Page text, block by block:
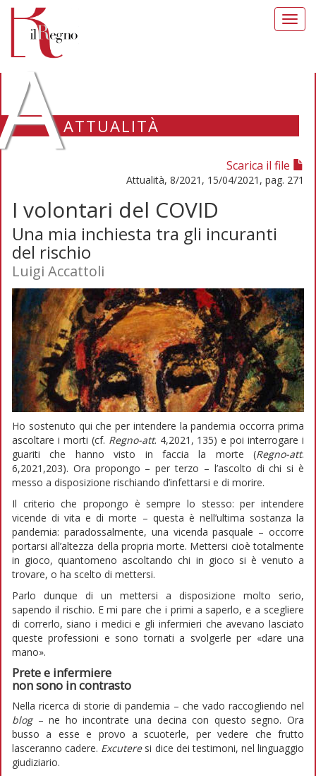
ATTUALITÀ
Scarica il file
Attualità, 8/2021, 15/04/2021, pag. 271
I volontari del COVID
Una mia inchiesta tra gli incuranti
del rischio
Luigi Accattoli
Ho sostenuto qui che per intendere la pandemia occorra prima
ascoltare i morti (cf. Regno-att. 4,2021, 135) e poi interrogare i
guariti che hanno visto in faccia la morte (Regno-att.
6,2021,203). Ora propongo – per terzo – l’ascolto di chi si è
messo a disposizione rischiando d’infettarsi e di morire.
Il criterio che propongo è sempre lo stesso: per intendere
vicende di vita e di morte – questa è nell’ultima sostanza la
pandemia: paradossalmente, una vicenda pasquale – occorre
portarsi all’altezza della propria morte. Mettersi cioè totalmente
in gioco, quantomeno ascoltando chi in gioco si è venuto a
trovare, o ha scelto di mettersi.
Parlo dunque di un mettersi a disposizione molto serio,
sapendo il rischio. E mi pare che i primi a saperlo, e a scegliere
di correrlo, siano i medici e gli infermieri che avevano lasciato
queste professioni e sono tornati a svolgerle per «dare una
mano».
Prete e infermiere
non sono in contrasto
Nella ricerca di storie di pandemia – che vado raccogliendo nel
blog– ne ho incontrate una decina con questo segno. Ora
busso a esse e provo a scuoterle, per vedere che frutto
lasceranno cadere. Excuteresi dice dei testimoni, nel linguaggio
giudiziario.